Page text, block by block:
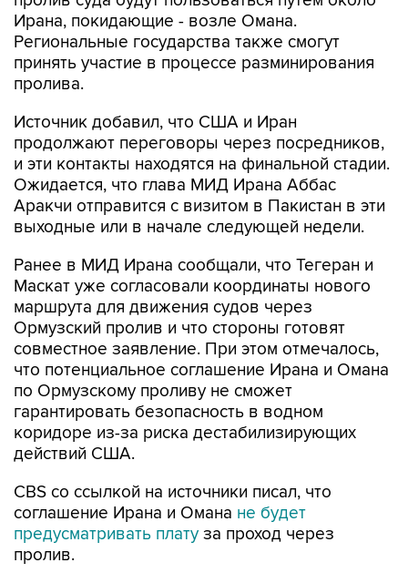
Ирана, покидающие - возле Омана.
Региональные государства также смогут
принять участие в процессе разминирования
пролива.
Источник добавил, что США и Иран
продолжают переговоры через посредников,
и эти контакты находятся на финальной стадии.
Ожидается, что глава МИД Ирана Аббас
Аракчи отправится с визитом в Пакистан в эти
выходные или в начале следующей недели.
Ранее в МИД Ирана сообщали, что Тегеран и
Маскат уже согласовали координаты нового
маршрута для движения судов через
Ормузский пролив и что стороны готовят
совместное заявление. При этом отмечалось,
что потенциальное соглашение Ирана и Омана
по Ормузскому проливу не сможет
гарантировать безопасность в водном
коридоре из-за риска дестабилизирующих
действий США.
CBS со ссылкой на источники писал, что
соглашение Ирана и Омана не будет
предусматривать плату за проход через
пролив.